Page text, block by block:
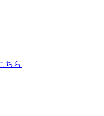
ちら